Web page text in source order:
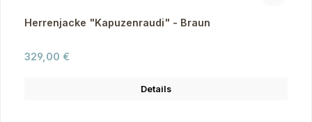
Herrenjacke "Kapuzenraudi" - Braun
Regulärer Preis:
329,00 €
Details